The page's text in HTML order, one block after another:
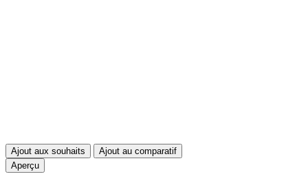
Ajout aux souhaits
Ajout au comparatif
Aperçu